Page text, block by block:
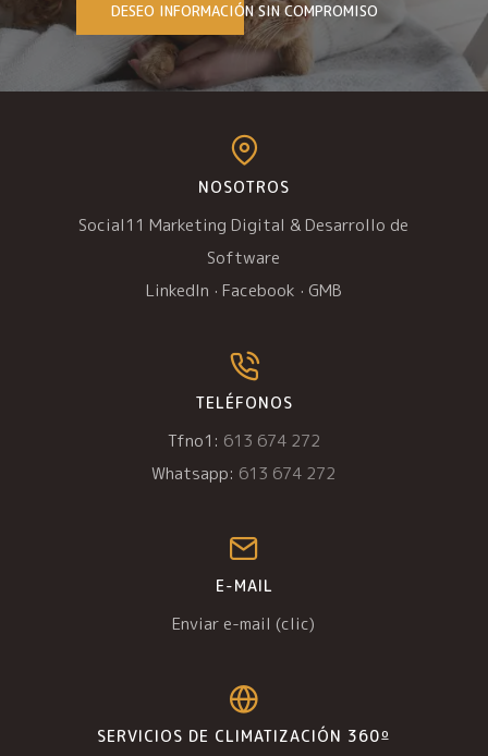
DESEO INFORMACIÓN SIN COMPROMISO
NOSOTROS
Social11 Marketing Digital & Desarrollo de
Software
LinkedIn · Facebook · GMB
TELÉFONOS
Tfno1: 613 674 272
Whatsapp: 613 674 272
E-MAIL
Enviar e-mail (clic)
SERVICIOS DE CLIMATIZACIÓN 360º